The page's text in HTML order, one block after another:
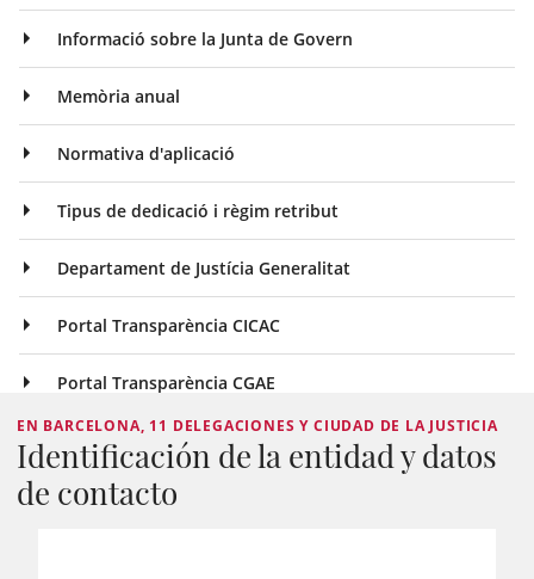
Informació sobre la Junta de Govern
Memòria anual
Normativa d'aplicació
Tipus de dedicació i règim retribut
Departament de Justícia Generalitat
Portal Transparència CICAC
Portal Transparència CGAE
EN BARCELONA, 11 DELEGACIONES Y CIUDAD DE LA JUSTICIA
Identificación de la entidad y datos
de contacto